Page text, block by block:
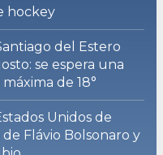
hockey
del Estero
se espera una
de 18°
Unidos de
Flávio Bolsonaro y